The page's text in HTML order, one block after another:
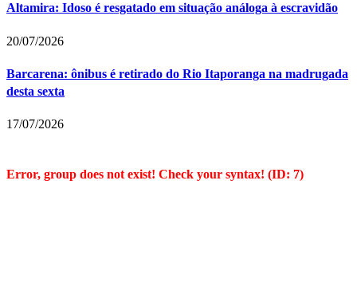
Altamira: Idoso é resgatado em situação análoga à escravidão
20/07/2026
Barcarena: ônibus é retirado do Rio Itaporanga na madrugada
desta sexta
17/07/2026
Error, group does not exist! Check your syntax! (ID: 7)